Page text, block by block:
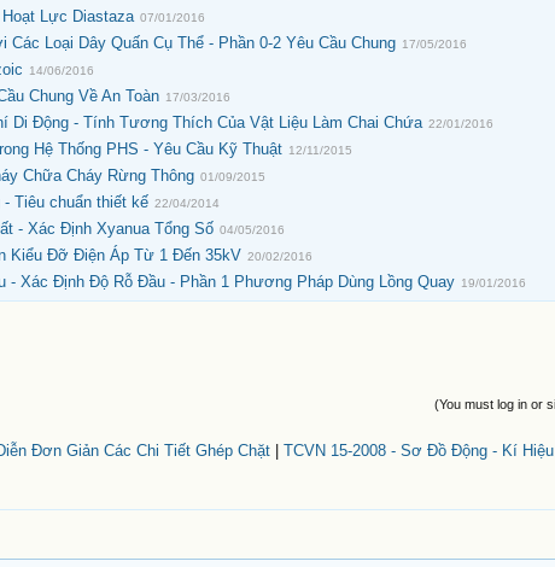
Lực Diastaza 07/01/2016
Loại Dây Quấn Cụ Thể - Phần 0-2 Yêu Cầu Chung 17/05/2016
14/06/2016
Chung Về An Toàn 17/03/2016
Di Động - Tính Tương Thích Của Vật Liệu Làm Chai Chứa 22/01/2016
Hệ Thống PHS - Yêu Cầu Kỹ Thuật 12/11/2015
Chữa Cháy Rừng Thông 01/09/2015
Tiêu chuẩn thiết kế 22/04/2014
- Xác Định Xyanua Tổng Số 04/05/2016
Kiểu Đỡ Điện Áp Từ 1 Đến 35kV 20/02/2016
- Xác Định Độ Rỗ Đầu - Phần 1 Phương Pháp Dùng Lồng Quay 19/01/2016
(You must log in or
Đơn Giản Các Chi Tiết Ghép Chặt TCVN 15-2008 - Sơ Đồ Động - Kí